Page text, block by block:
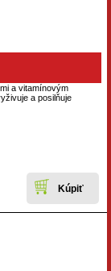
a vitamínovým
a posilňuje